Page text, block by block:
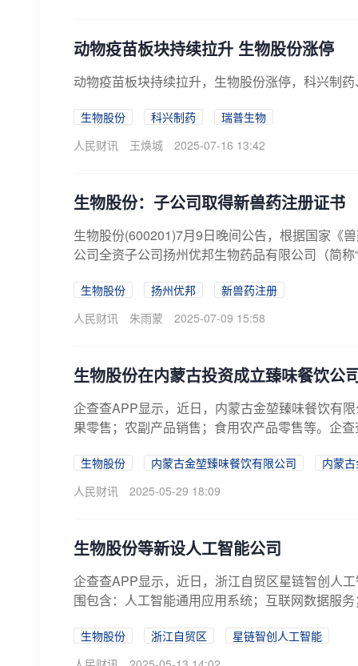
动物疫苗板块持续拉升 生物股份涨停
动物疫苗板块持续拉升，生物股份涨停，科兴制
生物股份 科兴制药
瑞普生物
人民财讯
王焕城 2025-07-16 13:42
生物股份：子公司取得新兽药注册证书
生物股份(600201)7月9日晚间公告，根据国家《
公司全资子公司扬州优邦生物药品有限公司（简
生物股份 扬州优邦
新兽药注册
人民财讯
朱雨蒙 2025-07-09 15:58
生物股份在内蒙古投资成立臻味餐饮公
企查查APP显示，近日，内蒙古金堃臻味餐饮有
果零售；农副产品销售；食用农产品零售等。企
生物股份 内蒙古金堃臻味餐饮有限公司
内蒙
人民财讯
2025-05-29 18:09
生物股份等新设人工智能公司
企查查APP显示，近日，浙江自贸区星链智创人
围包含：人工智能通用应用系统；互联网数据服
生物股份 浙江自贸区
星链智创人工智能